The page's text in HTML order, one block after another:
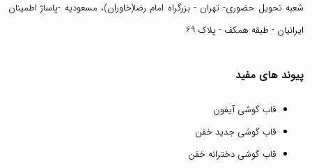
شعبه تحویل حضوری- تهران - بزرگراه امام رضا(خاوران)، مسعودیه -پاساژ اطمینان
ایرانیان - طبقه همکف - پلاک ۶۹
پیوند های مفید
قاب گوشی آیفون
قاب گوشی جدید خفن
قاب گوشی دخترانه خفن